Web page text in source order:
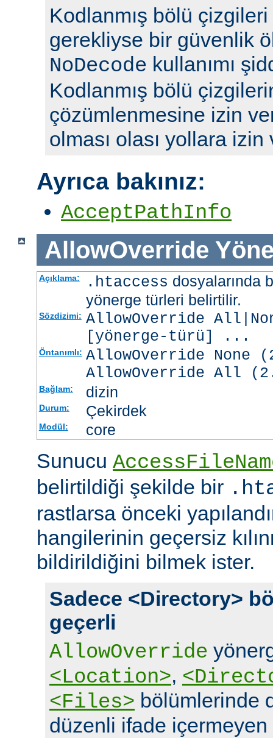
Kodlanmış bölü
gerekliyse bir güvenlik
NoDecode kullanımı
Kodlanmış bölü
çözümlenmesine izin
olması olası yollara
Ayrıca bakınız:
AcceptPathInfo
AllowOverride
Açıklama: .htaccess dosyalarında
yönerge türleri belirtilir.
Sözdizimi: AllowOverride
[yönerge-türü] ...
Öntanımlı: AllowOverride None
AllowOverride All
Bağlam: dizin
Durum: Çekirdek
Modül: core
Sunucu
belirtildiği şekilde bir
rastlarsa önceki
hangilerinin geçersiz
bildirildiğini bilmek ister.
Sadece <Directory>
geçerli
AllowOverride
<Location>,
<Files> bölümlerinde
düzenli ifade içermeyen